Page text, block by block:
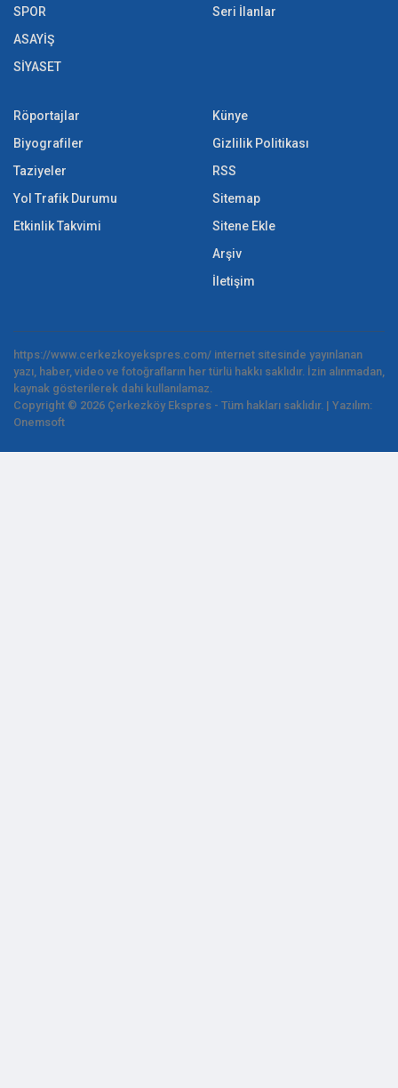
SPOR
ASAYİŞ
SİYASET
Seri İlanlar
Röportajlar
Biyografiler
Taziyeler
Yol Trafik Durumu
Etkinlik Takvimi
Künye
Gizlilik Politikası
RSS
Sitemap
Sitene Ekle
Arşiv
İletişim
https://www.cerkezkoyekspres.com/ internet sitesinde yayınlanan
yazı, haber, video ve fotoğrafların her türlü hakkı saklıdır. İzin alınmadan,
kaynak gösterilerek dahi kullanılamaz.
Copyright © 2026 Çerkezköy Ekspres - Tüm hakları saklıdır. | Yazılım:
Onemsoft